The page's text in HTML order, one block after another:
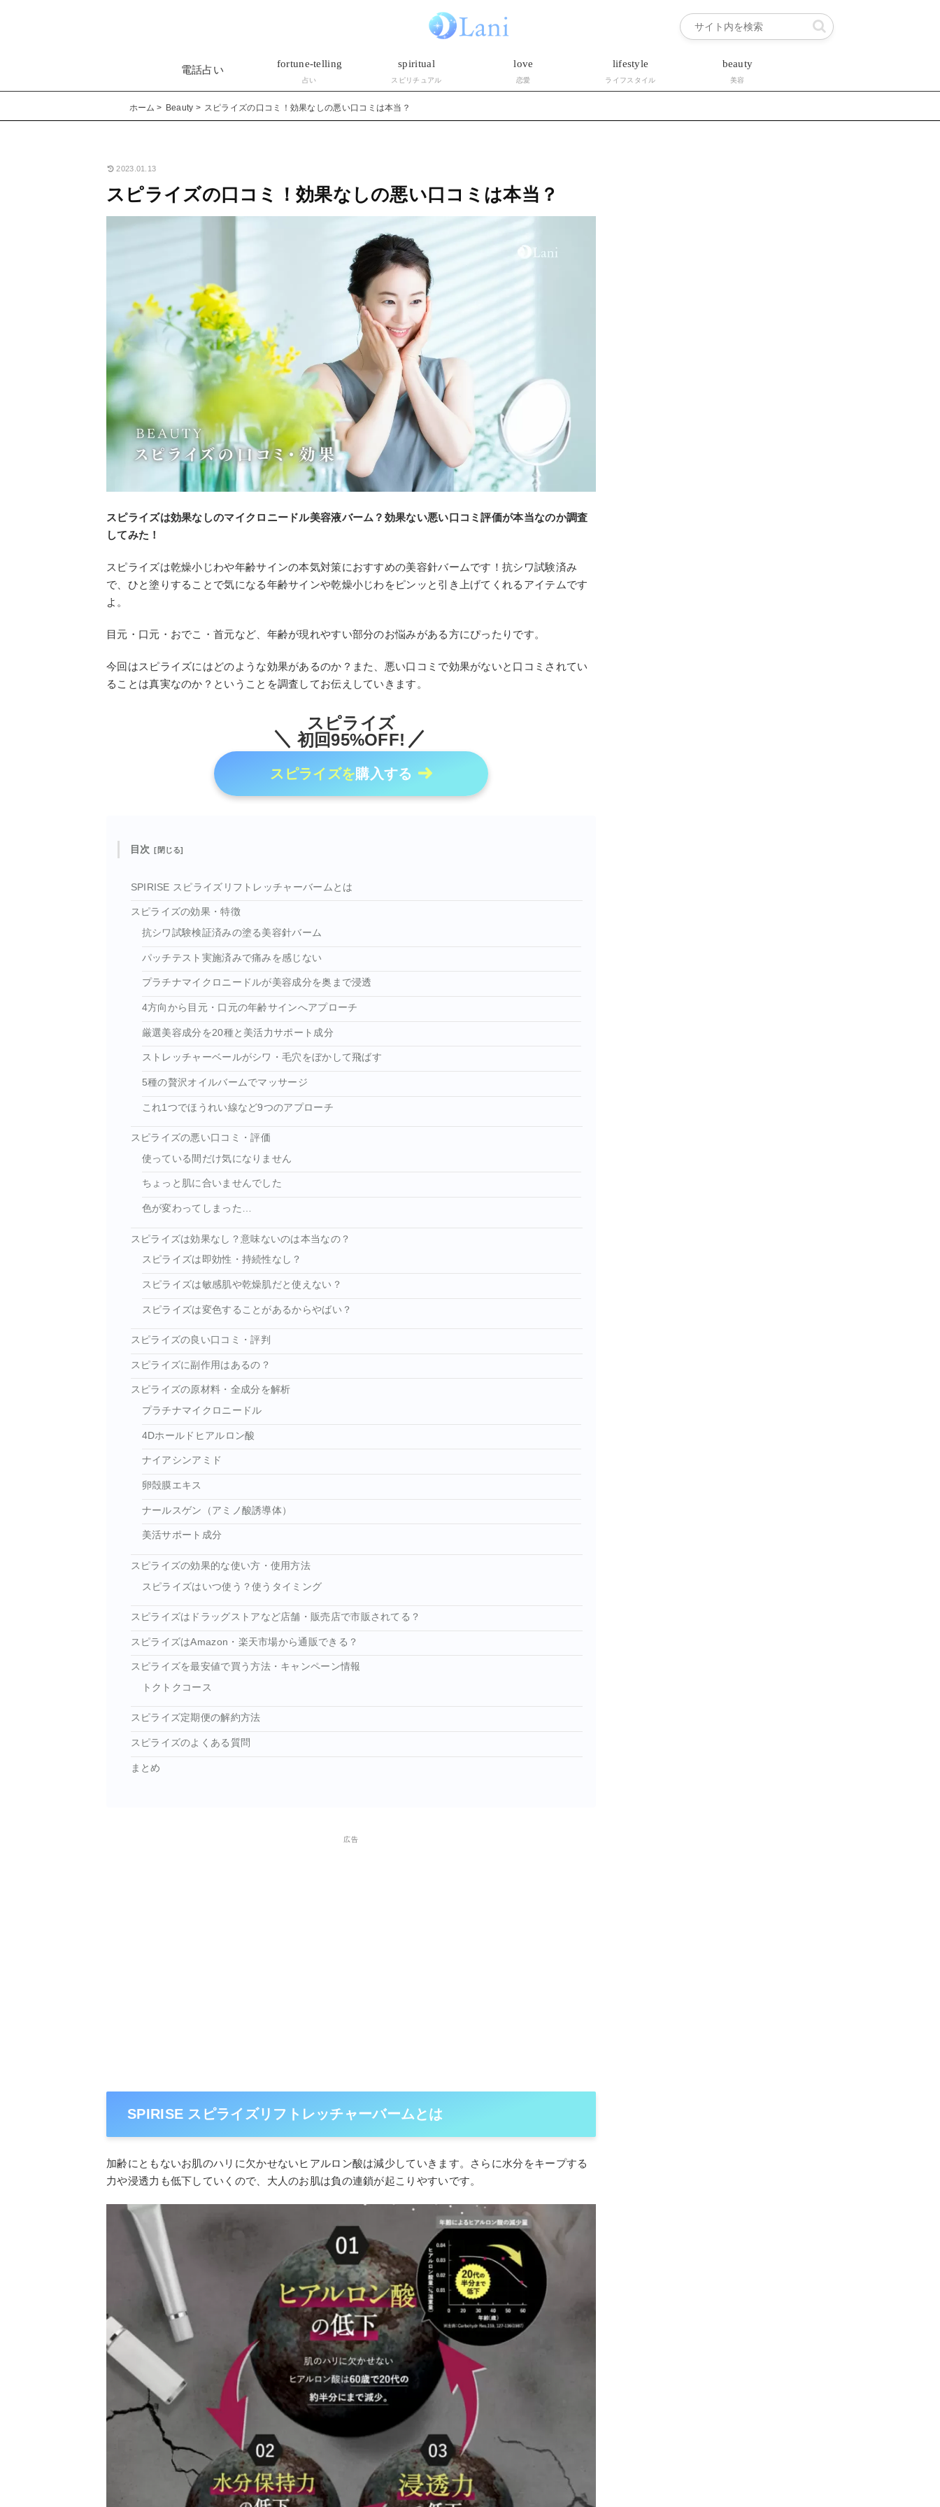
電話占い
fortune-telling
占い
spiritual
スピリチュアル
love
恋愛
lifestyle
ライフスタイル
beauty
美容
ホーム Beauty スピライズの口コミ！効果なしの悪い口コミは本当？
2023.01.13
スピライズの口コミ！効果なしの悪い口コミは本当？
スピライズは効果なしのマイクロニードル美容液バーム？効果ない悪い口コミ評価が本当なのか調査
してみた！
スピライズは乾燥小じわや年齢サインの本気対策におすすめの美容針バームです！抗シワ試験済み
で、ひと塗りすることで気になる年齢サインや乾燥小じわをピンッと引き上げてくれるアイテムです
よ。
目元・口元・おでこ・首元など、年齢が現れやすい部分のお悩みがある方にぴったりです。
今回はスピライズにはどのような効果があるのか？また、悪い口コミで効果がないと口コミされてい
ることは真実なのか？ということを調査してお伝えしていきます。
スピライズ
初回95%OFF!
スピライズを購入する
目次
SPIRISE スピライズリフトレッチャーバームとは
スピライズの効果・特徴
抗シワ試験検証済みの塗る美容針バーム
パッチテスト実施済みで痛みを感じない
プラチナマイクロニードルが美容成分を奥まで浸透
4方向から目元・口元の年齢サインへアプローチ
厳選美容成分を20種と美活力サポート成分
ストレッチャーベールがシワ・毛穴をぼかして飛ばす
5種の贅沢オイルバームでマッサージ
これ1つでほうれい線など9つのアプローチ
スピライズの悪い口コミ・評価
使っている間だけ気になりません
ちょっと肌に合いませんでした
色が変わってしまった…
スピライズは効果なし？意味ないのは本当なの？
スピライズは即効性・持続性なし？
スピライズは敏感肌や乾燥肌だと使えない？
スピライズは変色することがあるからやばい？
スピライズの良い口コミ・評判
スピライズに副作用はあるの？
スピライズの原材料・全成分を解析
プラチナマイクロニードル
4Dホールドヒアルロン酸
ナイアシンアミド
卵殻膜エキス
ナールスゲン（アミノ酸誘導体）
美活サポート成分
スピライズの効果的な使い方・使用方法
スピライズはいつ使う？使うタイミング
スピライズはドラッグストアなど店舗・販売店で市販されてる？
スピライズはAmazon・楽天市場から通販できる？
スピライズを最安値で買う方法・キャンペーン情報
トクトクコース
スピライズ定期便の解約方法
スピライズのよくある質問
まとめ
広告
SPIRISE スピライズリフトレッチャーバームとは
加齢にともないお肌のハリに欠かせないヒアルロン酸は減少していきます。さらに水分をキープする
力や浸透力も低下していくので、大人のお肌は負の連鎖が起こりやすいです。